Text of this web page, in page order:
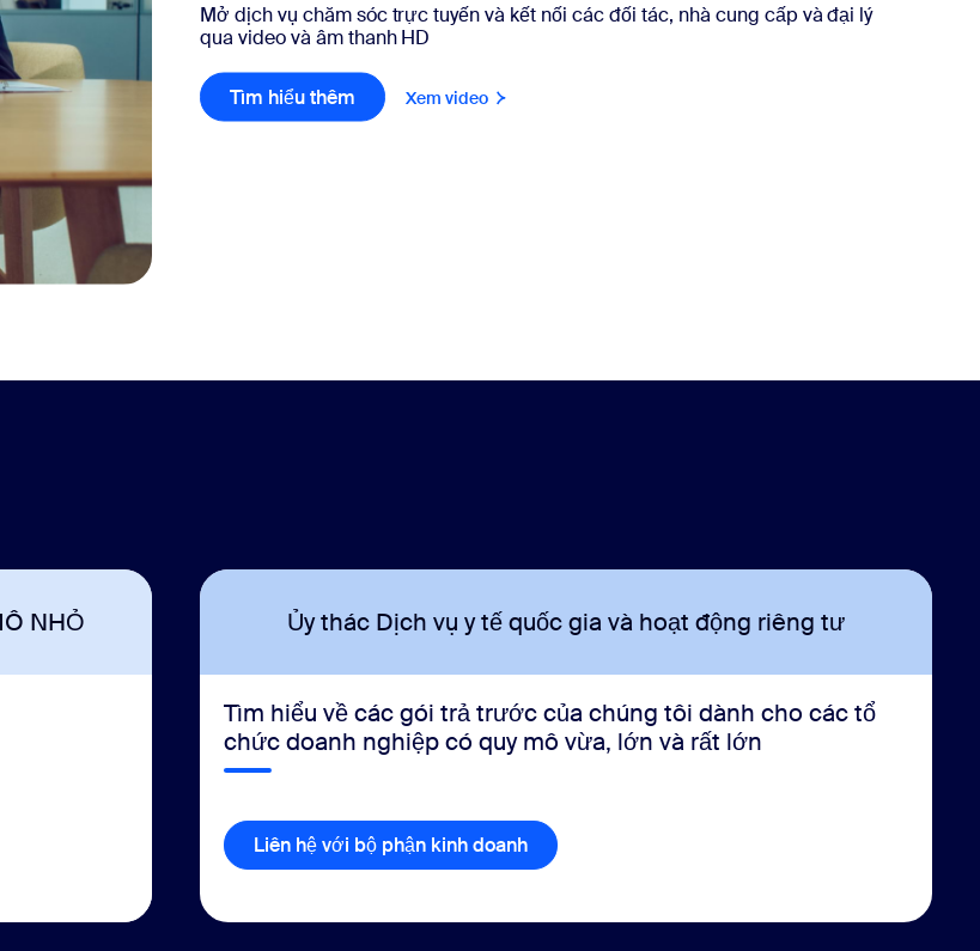
Mở dịch vụ chăm sóc trực tuyến và kết nối các đối tác, nhà cung cấp và đại lý
qua video và âm thanh HD
Tìm hiểu thêm Xem video
NHỎ Ủy thác Dịch vụ y tế quốc gia và hoạt động riêng tư
Tìm hiểu về các gói trả trước của chúng tôi dành cho các tổ
chức doanh nghiệp có quy mô vừa, lớn và rất lớn
Liên hệ với bộ phận kinh doanh